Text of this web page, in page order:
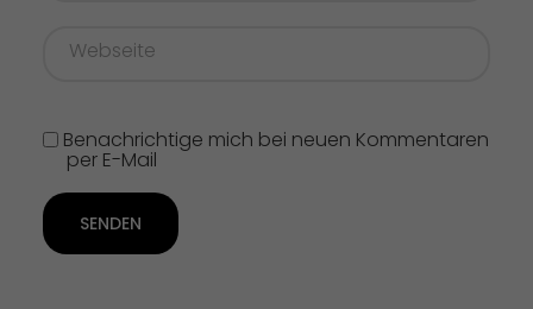
Benachrichtige mich bei neuen Kommentaren
per E-Mail
SENDEN